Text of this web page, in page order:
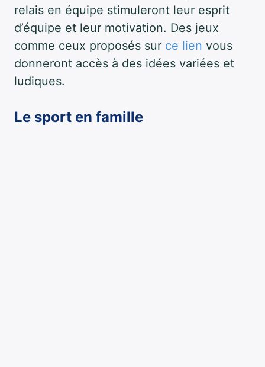
relais en équipe stimuleront leur esprit
d’équipe et leur motivation. Des jeux
comme ceux proposés sur ce lien vous
donneront accès à des idées variées et
ludiques.
Le sport en famille